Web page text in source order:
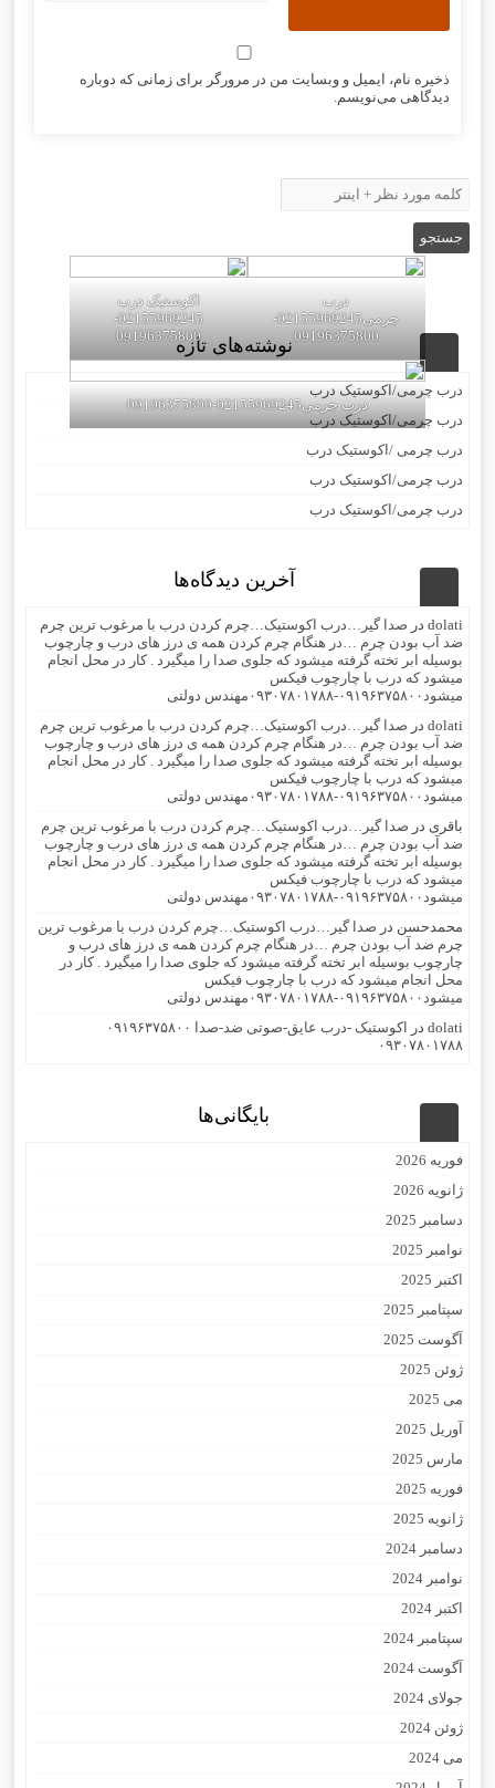
ذخیره نام، ایمیل و وبسایت من در مرورگر برای زمانی که دوباره
دیدگاهی می‌نویسم.
درب
چرمی02155969245-
09196375800
اکوستیک درب
02155969245-
09196375800
درب چرمی02155969245-09196375800
نوشته‌های تازه
درب چرمی/اکوستیک درب
درب چرمی/اکوستیک درب
درب چرمی /اکوستیک درب
درب چرمی/اکوستیک درب
درب چرمی/اکوستیک درب
آخرین دیدگاه‌ها
dolati در صدا گیر…درب اکوستیک…چرم کردن درب با مرغوب ترین چرم
ضد آب بودن چرم …در هنگام چرم کردن همه ی درز های درب و چارچوب
بوسیله ابر تخته گرفته میشود که جلوی صدا را میگیرد . کار در محل انجام
میشود که درب با چارچوب فیکس
میشود۰۹۱۹۶۳۷۵۸۰۰-۰۹۳۰۷۸۰۱۷۸۸مهندس دولتی
dolati در صدا گیر…درب اکوستیک…چرم کردن درب با مرغوب ترین چرم
ضد آب بودن چرم …در هنگام چرم کردن همه ی درز های درب و چارچوب
بوسیله ابر تخته گرفته میشود که جلوی صدا را میگیرد . کار در محل انجام
میشود که درب با چارچوب فیکس
میشود۰۹۱۹۶۳۷۵۸۰۰-۰۹۳۰۷۸۰۱۷۸۸مهندس دولتی
باقری در صدا گیر…درب اکوستیک…چرم کردن درب با مرغوب ترین چرم
ضد آب بودن چرم …در هنگام چرم کردن همه ی درز های درب و چارچوب
بوسیله ابر تخته گرفته میشود که جلوی صدا را میگیرد . کار در محل انجام
میشود که درب با چارچوب فیکس
میشود۰۹۱۹۶۳۷۵۸۰۰-۰۹۳۰۷۸۰۱۷۸۸مهندس دولتی
محمدحسن در صدا گیر…درب اکوستیک…چرم کردن درب با مرغوب ترین
چرم ضد آب بودن چرم …در هنگام چرم کردن همه ی درز های درب و
چارچوب بوسیله ابر تخته گرفته میشود که جلوی صدا را میگیرد . کار در
محل انجام میشود که درب با چارچوب فیکس
میشود۰۹۱۹۶۳۷۵۸۰۰-۰۹۳۰۷۸۰۱۷۸۸مهندس دولتی
dolati در
اکوستیک -درب عایق-صوتی ضد-صدا ۰۹۱۹۶۳۷۵۸۰۰
۰۹۳۰۷۸۰۱۷۸۸
بایگانی‌ها
فوریه 2026
ژانویه 2026
دسامبر 2025
نوامبر 2025
اکتبر 2025
سپتامبر 2025
آگوست 2025
ژوئن 2025
می 2025
آوریل 2025
مارس 2025
فوریه 2025
ژانویه 2025
دسامبر 2024
نوامبر 2024
اکتبر 2024
سپتامبر 2024
آگوست 2024
جولای 2024
ژوئن 2024
می 2024